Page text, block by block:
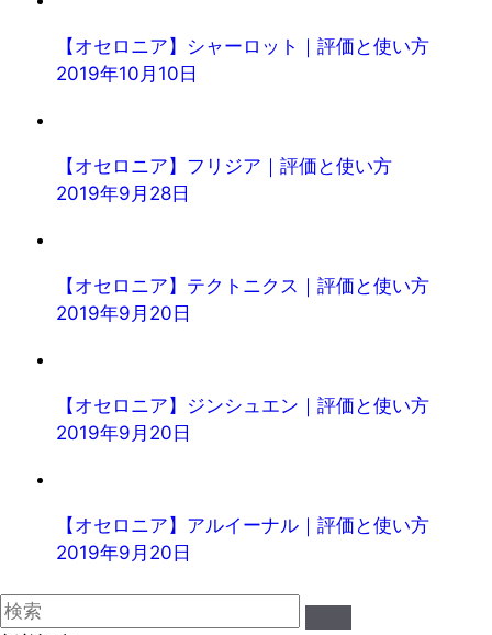
【オセロニア】シャーロット｜評価と使い方
2019年10月10日
【オセロニア】フリジア｜評価と使い方
2019年9月28日
【オセロニア】テクトニクス｜評価と使い方
2019年9月20日
【オセロニア】ジンシュエン｜評価と使い方
2019年9月20日
【オセロニア】アルイーナル｜評価と使い方
2019年9月20日